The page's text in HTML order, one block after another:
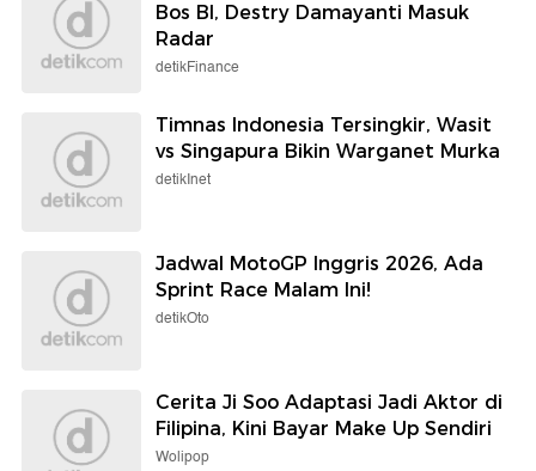
Bos BI, Destry Damayanti Masuk
Radar
detikFinance
Timnas Indonesia Tersingkir, Wasit
vs Singapura Bikin Warganet Murka
detikInet
Jadwal MotoGP Inggris 2026, Ada
Sprint Race Malam Ini!
detikOto
Cerita Ji Soo Adaptasi Jadi Aktor di
Filipina, Kini Bayar Make Up Sendiri
Wolipop